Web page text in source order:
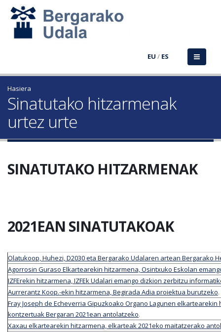
EU / ES
Hasiera
Sinatutako hitzarmenak
urtez urte
SINATUTAKO HITZARMENAK
2021EAN SINATUTAKOAK
Olatukoop, Huhezi, D2030 eta Bergarako Udalaren artean Bergarako
Agorrosin Guraso Elkartearekin hitzarmena, Osintxuko Eskolan
IZFErekin hitzarmena, IZFEk Udalari emango dizkion zerbitzu
Aurrerantz Koop.-ekin hitzarmena, Begirada Adia proiektua burutzeko.
Fray Joseph de Echeverria Gipuzkoako Organo Lagunen
kontzertuak Bergaran 2021ean antolatzeko.
Xaxau elkartearekin hitzarmena, elkarteak 2021eko maitatzerako